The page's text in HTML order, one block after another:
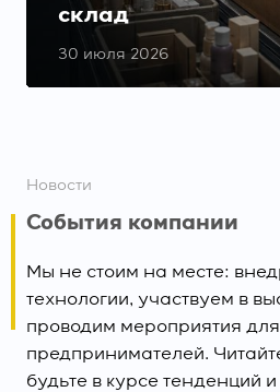
30 июля 2026
склад
Новости
События компании
Мы не стоим на месте:
технологии, участвуем в
проводим мероприятия для
предпринимателей.
будьте в курсе тенденций